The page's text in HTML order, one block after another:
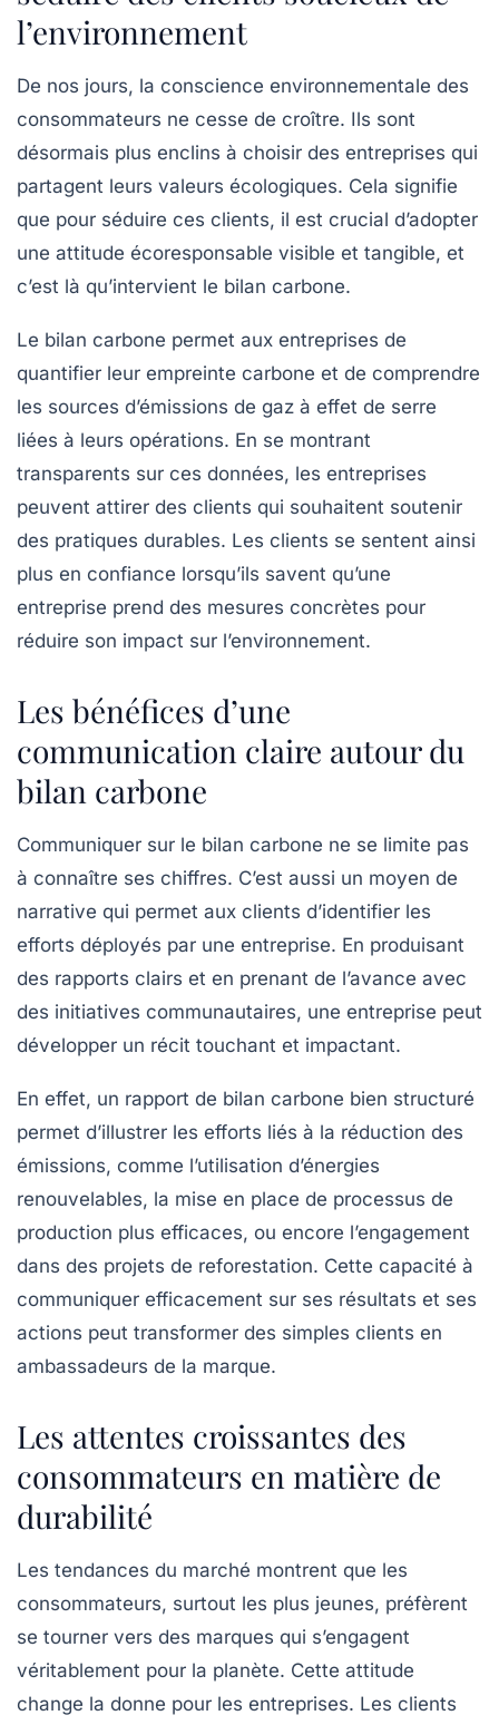
l’environnement
De nos jours, la conscience environnementale des
consommateurs ne cesse de croître. Ils sont
désormais plus enclins à choisir des entreprises qui
partagent leurs valeurs écologiques. Cela signifie
que pour séduire ces clients, il est crucial d’adopter
une attitude écoresponsable visible et tangible, et
c’est là qu’intervient le bilan carbone.
Le bilan carbone permet aux entreprises de
quantifier leur empreinte carbone et de comprendre
les sources d’émissions de gaz à effet de serre
liées à leurs opérations. En se montrant
transparents sur ces données, les entreprises
peuvent attirer des clients qui souhaitent soutenir
des pratiques durables. Les clients se sentent ainsi
plus en confiance lorsqu’ils savent qu’une
entreprise prend des mesures concrètes pour
réduire son impact sur l’environnement.
Les bénéfices d’une
communication claire autour du
bilan carbone
Communiquer sur le bilan carbone ne se limite pas
à connaître ses chiffres. C’est aussi un moyen de
narrative qui permet aux clients d’identifier les
efforts déployés par une entreprise. En produisant
des rapports clairs et en prenant de l’avance avec
des initiatives communautaires, une entreprise peut
développer un récit touchant et impactant.
En effet, un rapport de bilan carbone bien structuré
permet d’illustrer les efforts liés à la réduction des
émissions, comme l’utilisation d’énergies
renouvelables, la mise en place de processus de
production plus efficaces, ou encore l’engagement
dans des projets de reforestation. Cette capacité à
communiquer efficacement sur ses résultats et ses
actions peut transformer des simples clients en
ambassadeurs de la marque.
Les attentes croissantes des
consommateurs en matière de
durabilité
Les tendances du marché montrent que les
consommateurs, surtout les plus jeunes, préfèrent
se tourner vers des marques qui s’engagent
véritablement pour la planète. Cette attitude
change la donne pour les entreprises. Les clients